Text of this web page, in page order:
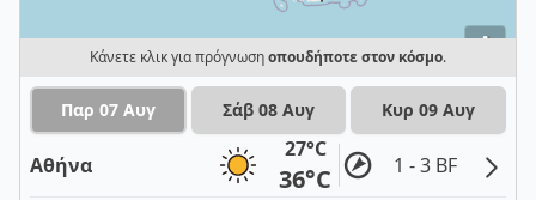
i
Κάνετε κλικ για πρόγνωσηοπουδήποτε στον κόσμο.
Παρ 07 Αυγ Σάβ 08 Αυγ Κυρ 09 Αυγ
Αθήνα
27°C
36°C 1 - 3 BF